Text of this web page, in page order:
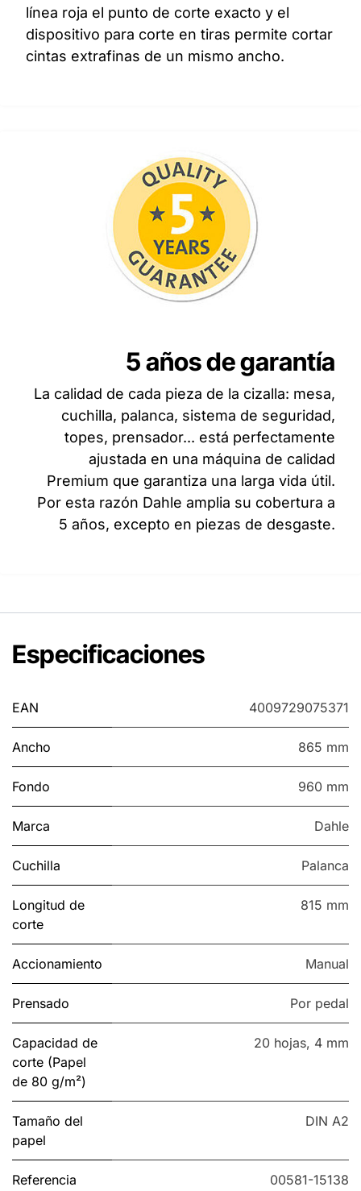
línea roja el punto de corte exacto y el
dispositivo para corte en tiras permite cortar
cintas extrafinas de un mismo ancho.
5 años de garantía
La calidad de cada pieza de la cizalla: mesa,
cuchilla, palanca, sistema de seguridad,
topes, prensador... está perfectamente
ajustada en una máquina de calidad
Premium que garantiza una larga vida útil.
Por esta razón Dahle amplia su cobertura a
5 años, excepto en piezas de desgaste.
Especificaciones
EAN 4009729075371
Ancho 865 mm
Fondo 960 mm
Marca Dahle
Cuchilla Palanca
Longitud de
corte
815 mm
Accionamiento Manual
Prensado Por pedal
Capacidad de
corte (Papel
de 80 g/m²)
20 hojas, 4 mm
Tamaño del
papel
DIN A2
Referencia 00581-15138